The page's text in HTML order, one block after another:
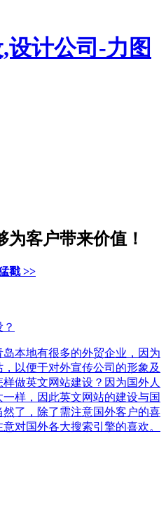
为客户带来价值！
戳 >>
本地有很多的外贸企业，因为
以便于对外宣传公司的形象及
做英文网站建设？因为国外人
样，因此英文网站的建设与国
了，除了需注意国外客户的喜
对国外各大搜索引擎的喜欢。